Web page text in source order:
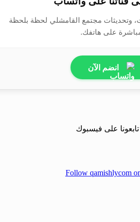
وتحديثات مجتمع القامشلي لحظة بلحظة
على هاتفك.
انضم الآن